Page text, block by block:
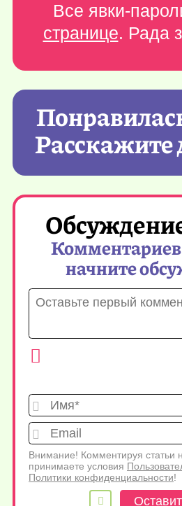
Все явки-
странице. Рада
Расскажите
Комментариев
начните
Внимание! Комментируя статьи
принимаете условия
Политики конфиденциальности!